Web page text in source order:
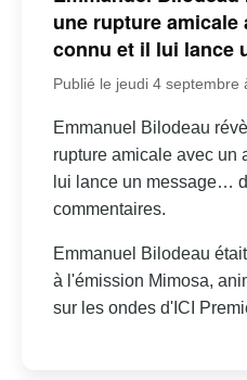
une rupture amicale
connu et il lui lance
Publié le jeudi 4 septembre
Emmanuel Bilodeau
rupture amicale avec un
lui lance un message…
commentaires.
Emmanuel Bilodeau
à l'émission Mimosa,
sur les ondes d'ICI